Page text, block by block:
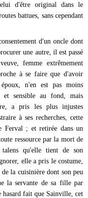
d'être original dans le
battues, sans cependant
d'un oncle dont
une autre, il est passé
femme extrêmement
à se faire que d'avoir
n'en est pas moins
et sensible au fond, mais
a pris les plus injustes
à ses recherches, cette
Ferval ; et retirée dans un
ressource par la mort de
qu'elle tient de son
elle a pris le costume,
la cuisinière dont son peu
la servante de sa fille par
hasard fait que Sainville, cet